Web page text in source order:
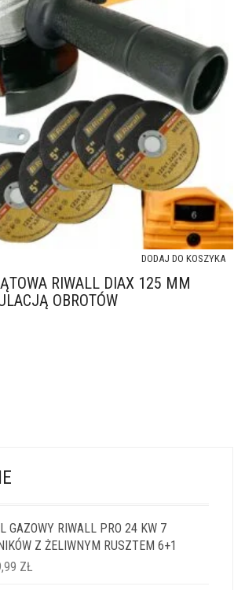
RIWALL DIAX 125 MM
OBROTÓW
DODAJ DO KOSZYKA
GAZOWY RIWALL PRO 24 KW 7
Z ŻELIWNYM RUSZTEM 6+1
ZŁ